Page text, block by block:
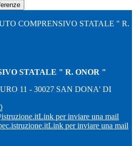
COMPRENSIVO STATALE " R.
STATALE " R. ONOR "
11 - 30027 SAN DONA' DI
Link per inviare una mail
Link per inviare una mail